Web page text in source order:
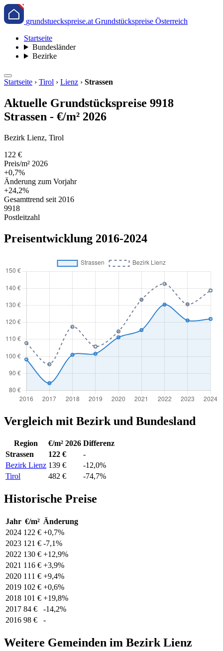
grundstueckspreise.at Grundstückspreise Österreich
Startseite
Bundesländer
Bezirke
Startseite › Tirol › Lienz › Strassen
Aktuelle Grundstückspreise 9918
Strassen - €/m² 2026
Bezirk Lienz, Tirol
122 €
Preis/m² 2026
+0,7%
Änderung zum Vorjahr
+24,2%
Gesamttrend seit 2016
9918
Postleitzahl
Preisentwicklung 2016-2024
Vergleich mit Bezirk und Bundesland
Region €/m² 2026 Differenz
Strassen
122 €
-
Bezirk Lienz 139 €
-12,0%
Tirol
482 € -74,7%
Historische Preise
Jahr €/m² Änderung
2024 122 € +0,7%
2023 121 € -7,1%
2022 130 € +12,9%
2021 116 € +3,9%
2020 111 € +9,4%
2019 102 € +0,6%
2018 101 € +19,8%
2017 84 €
-14,2%
2016 98 € -
Weitere Gemeinden im Bezirk Lienz